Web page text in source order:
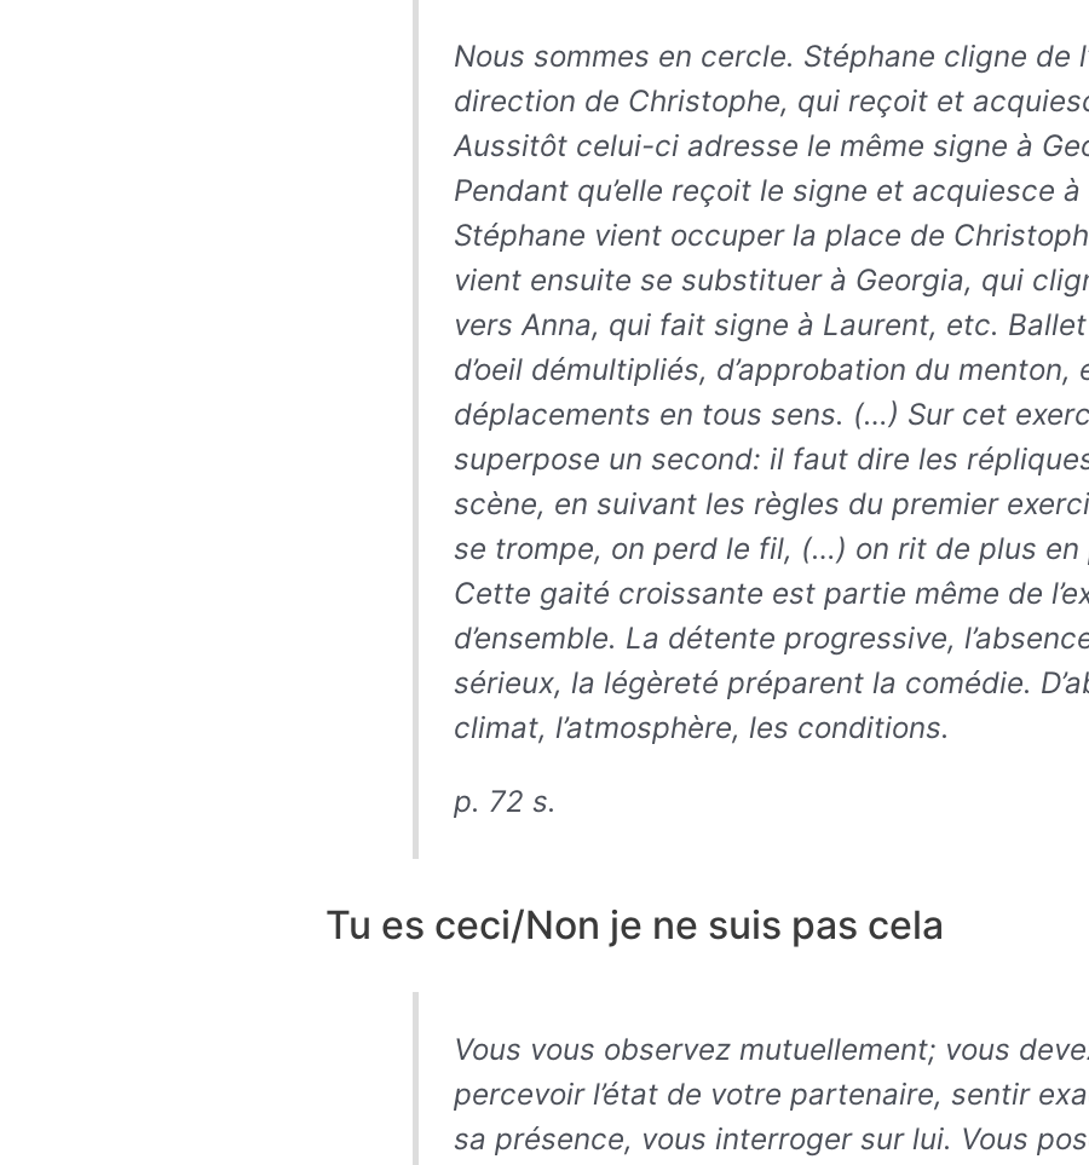
Nous sommes en cercle. Stéphane cligne de
direction de Christophe, qui reçoit et
Aussitôt celui-ci adresse le même signe à
Pendant qu’elle reçoit le signe et acquiesce à
Stéphane vient occuper la place de
vient ensuite se substituer à Georgia, qui
vers Anna, qui fait signe à Laurent, etc.
d’oeil démultipliés, d’approbation du menton,
déplacements en tous sens. (…) Sur cet
superpose un second: il faut dire les répliques
scène, en suivant les règles du premier
se trompe, on perd le fil, (…) on rit de plus
Cette gaité croissante est partie même de
d’ensemble. La détente progressive,
sérieux, la légèreté préparent la comédie.
climat, l’atmosphère, les conditions.
p. 72 s.
Tu es ceci/Non je ne suis pas cela
Vous vous observez mutuellement; vous
percevoir l’état de votre partenaire, sentir
sa présence, vous interroger sur lui. Vous